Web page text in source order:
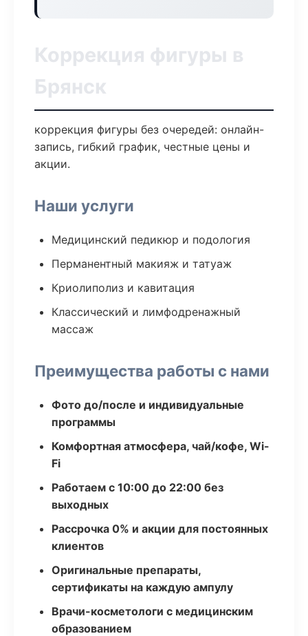
Коррекция фигуры в
Брянск
коррекция фигуры без очередей: онлайн-
запись, гибкий график, честные цены и
акции.
Наши услуги
Медицинский педикюр и подология
Перманентный макияж и татуаж
Криолиполиз и кавитация
Классический и лимфодренажный
массаж
Преимущества работы с нами
Фото до/после и индивидуальные
программы
Комфортная атмосфера, чай/кофе, Wi-
Fi
Работаем с 10:00 до 22:00 без
выходных
Рассрочка 0% и акции для постоянных
клиентов
Оригинальные препараты,
сертификаты на каждую ампулу
Врачи-косметологи с медицинским
образованием